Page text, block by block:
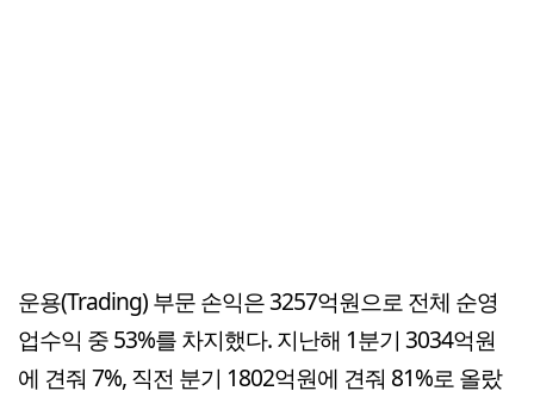
운용(Trading) 부문 손익은 3257억원으로 전체 순영
업수익 중 53%를 차지했다. 지난해 1분기 3034억원
에 견줘 7%, 직전 분기 1802억원에 견줘 81%로 올랐